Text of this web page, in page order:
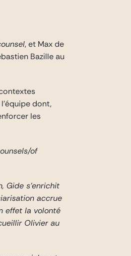
, et Max de
Bazille au
dont,
les
of
Gide s’enrichit
accrue
effet la volonté
Olivier au